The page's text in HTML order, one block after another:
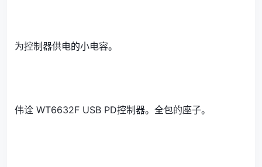
为控制器供电的小电容。
伟诠 WT6632F USB PD控制器。全包的座子。